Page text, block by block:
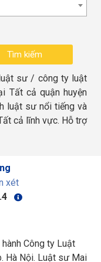
sư / công ty luật
Tất cả quận huyện
luật sư nổi tiếng và
cả lĩnh vực. Hỗ trợ
xét
Công ty Luật
Hà Nội. Luật sư Mai